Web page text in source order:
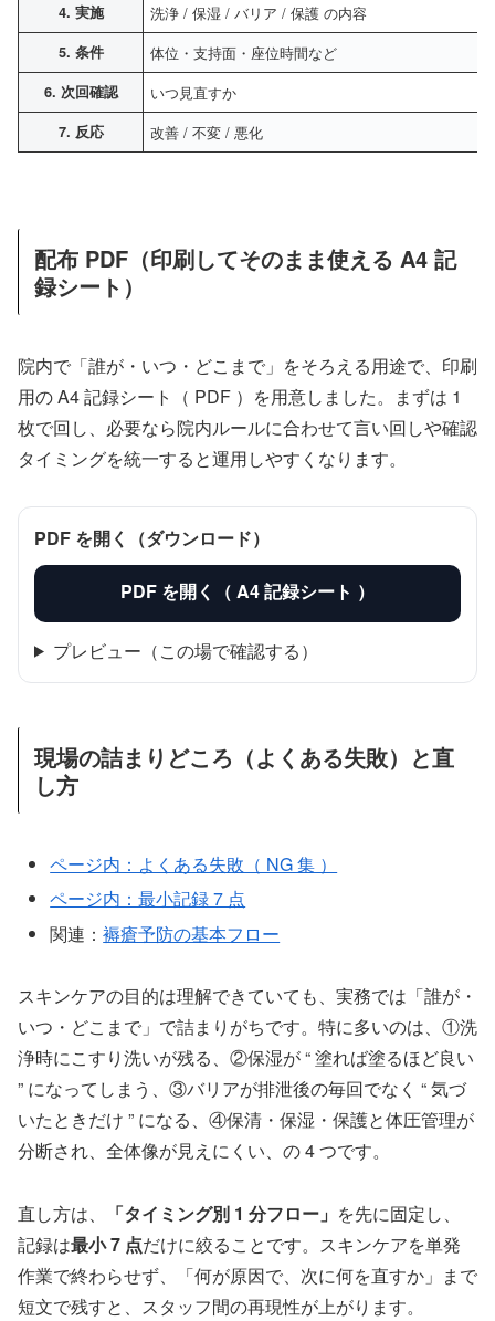
4. 実施 洗浄 / 保湿 / バリア / 保護 の内容
5. 条件 体位・支持面・座位時間など
6. 次回確認 いつ見直すか
7. 反応 改善 / 不変 / 悪化
配布 PDF（印刷してそのまま使える A4 記
録シート）
院内で「誰が・いつ・どこまで」をそろえる用途で、印刷
用の A4 記録シート（ PDF ）を用意しました。まずは 1
枚で回し、必要なら院内ルールに合わせて言い回しや確認
タイミングを統一すると運用しやすくなります。
PDF を開く（ダウンロード）
PDF を開く（ A4 記録シート ）
プレビュー（この場で確認する）
現場の詰まりどころ（よくある失敗）と直
し方
ページ内：よくある失敗（ NG 集 ）
ページ内：最小記録 7 点
関連：褥瘡予防の基本フロー
スキンケアの目的は理解できていても、実務では「誰が・
いつ・どこまで」で詰まりがちです。特に多いのは、①洗
浄時にこすり洗いが残る、②保湿が “ 塗れば塗るほど良い
” になってしまう、③バリアが排泄後の毎回でなく “ 気づ
いたときだけ ” になる、④保清・保湿・保護と体圧管理が
分断され、全体像が見えにくい、の 4 つです。
直し方は、 「タイミング別 1 分フロー」 を先に固定し、
記録は最小 7 点だけに絞ることです。スキンケアを単発
作業で終わらせず、「何が原因で、次に何を直すか」まで
短文で残すと、スタッフ間の再現性が上がります。